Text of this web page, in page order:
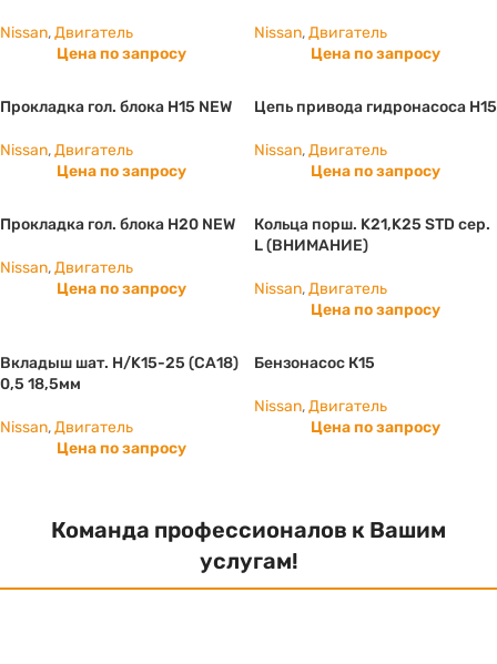
Nissan,Двигатель
Цена по запросу
Nissan,Двигатель
Цена по запросу
Прокладка гол. блока H15 NEW
Nissan,Двигатель
Цена по запросу
Цепь привода гидронасоса H15
Nissan,Двигатель
Цена по запросу
Прокладка гол. блока H20 NEW
Nissan,Двигатель
Цена по запросу
Кольца порш. K21,K25 STD сер.
L (ВНИМАНИЕ)
Nissan,Двигатель
Цена по запросу
Вкладыш шат. Н/K15-25 (СА18)
0,5 18,5мм
Nissan,Двигатель
Цена по запросу
Бензонасос К15
Nissan,Двигатель
Цена по запросу
Команда профессионалов к Вашим
услугам!